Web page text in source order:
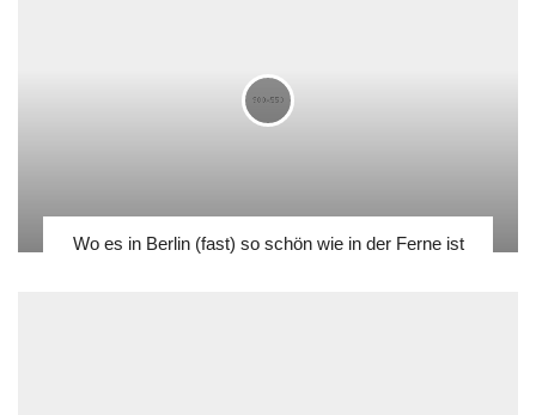
Wo es in Berlin (fast) so schön wie in der Ferne ist